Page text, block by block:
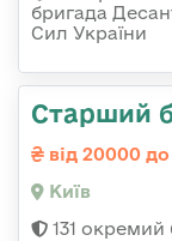
бригада
Сил України
Старший
від 20000
Київ
131